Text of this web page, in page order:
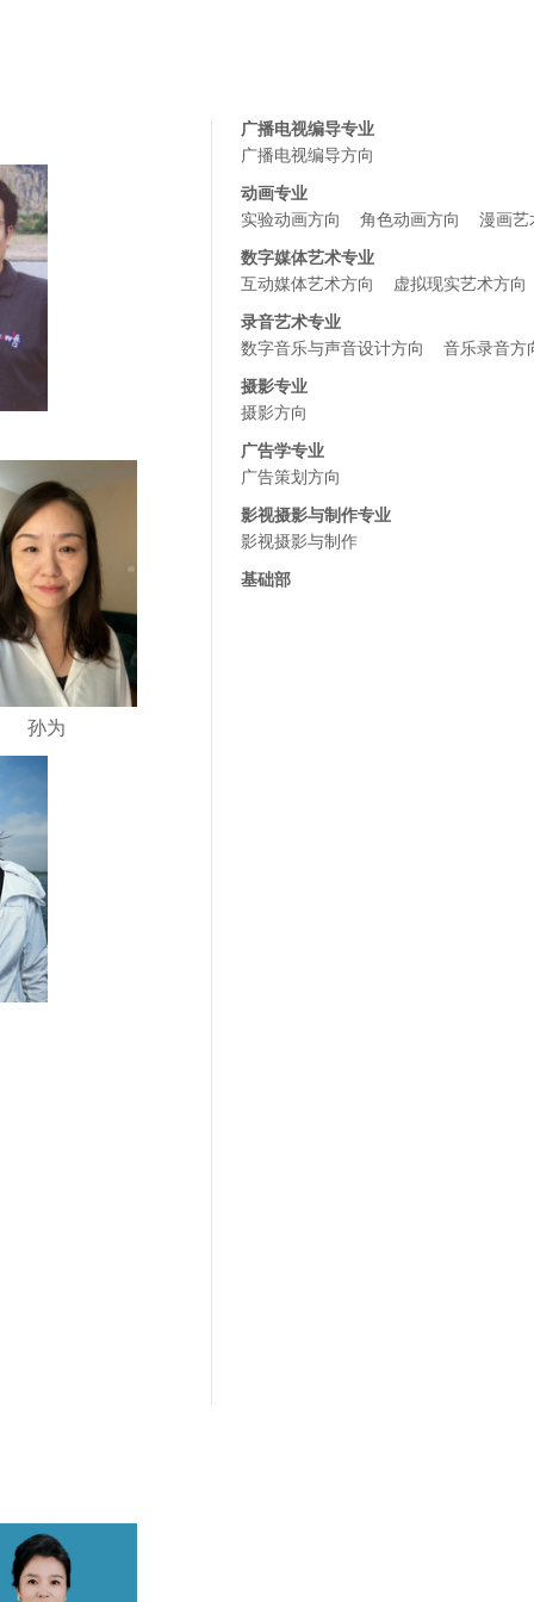
孙为
广播电视编导专业
广播电视编导方向
动画专业
实验动画方向
角色动画方向 漫画艺
数字媒体艺术专业
互动媒体艺术方向
虚拟现实艺术方向
录音艺术专业
数字音乐与声音设计方向
音乐录音方
摄影专业
摄影方向
广告学专业
广告策划方向
影视摄影与制作专业
影视摄影与制作
基础部